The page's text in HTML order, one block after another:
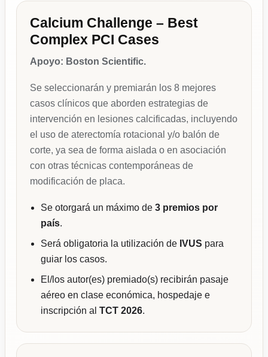
Calcium Challenge – Best
Complex PCI Cases
Apoyo: Boston Scientific.
Se seleccionarán y premiarán los 8 mejores
casos clínicos que aborden estrategias de
intervención en lesiones calcificadas, incluyendo
el uso de aterectomía rotacional y/o balón de
corte, ya sea de forma aislada o en asociación
con otras técnicas contemporáneas de
modificación de placa.
Se otorgará un máximo de 3 premios por
país.
Será obligatoria la utilización de IVUS para
guiar los casos.
El/los autor(es) premiado(s) recibirán pasaje
aéreo en clase económica, hospedaje e
inscripción al TCT 2026.